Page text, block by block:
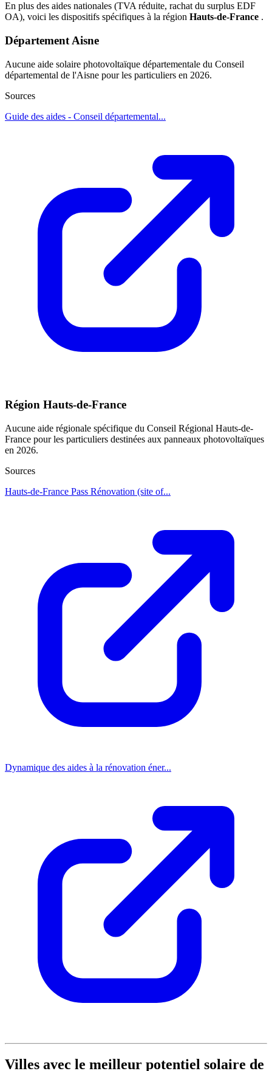
En plus des aides nationales (TVA réduite, rachat du surplus EDF
OA), voici les dispositifs spécifiques à la région Hauts-de-France .
Département Aisne
Aucune aide solaire photovoltaïque départementale du Conseil
départemental de l'Aisne pour les particuliers en 2026.
Sources
Guide des aides - Conseil départemental...
Région Hauts-de-France
Aucune aide régionale spécifique du Conseil Régional Hauts-de-
France pour les particuliers destinées aux panneaux photovoltaïques
en 2026.
Sources
Hauts-de-France Pass Rénovation (site of...
Dynamique des aides à la rénovation éner...
Villes avec le meilleur potentiel solaire de